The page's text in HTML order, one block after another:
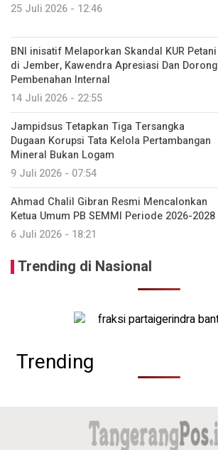
25 Juli 2026 - 12:46
BNI inisatif Melaporkan Skandal KUR Petani
di Jember, Kawendra Apresiasi Dan Dorong
Pembenahan Internal
14 Juli 2026 - 22:55
Jampidsus Tetapkan Tiga Tersangka
Dugaan Korupsi Tata Kelola Pertambangan
Mineral Bukan Logam
9 Juli 2026 - 07:54
Ahmad Chalil Gibran Resmi Mencalonkan
Ketua Umum PB SEMMI Periode 2026-2028
6 Juli 2026 - 18:21
Trending di Nasional
Trending